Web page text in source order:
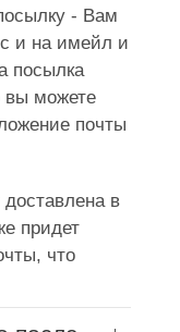
- Вам
и на имейл и
посылка
вы можете
почты
доставлена в
придет
что